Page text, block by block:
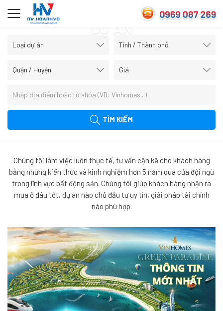
DỰ ÁN
TÌM KIẾM
Chúng tôi làm việc luôn thực tế, tư vấn cặn kẽ cho khách hàng
bằng những kiến thức và kinh nghiệm hơn 5 năm qua của đội ngũ
trong lĩnh vực bất động sản. Chúng tôi giúp khách hàng nhận ra
mua ở đâu tốt, dự án nào chủ đầu tư uy tín, giải pháp tài chính
nào phù hợp.